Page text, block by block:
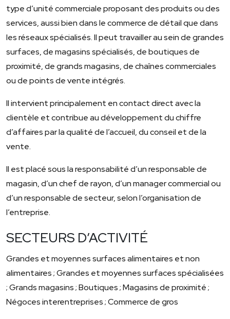
type d’unité commerciale proposant des produits ou des
services, aussi bien dans le commerce de détail que dans
les réseaux spécialisés. Il peut travailler au sein de grandes
surfaces, de magasins spécialisés, de boutiques de
proximité, de grands magasins, de chaînes commerciales
ou de points de vente intégrés.
Il intervient principalement en contact direct avec la
clientèle et contribue au développement du chiffre
d’affaires par la qualité de l’accueil, du conseil et de la
vente.
Il est placé sous la responsabilité d’un responsable de
magasin, d’un chef de rayon, d’un manager commercial ou
d’un responsable de secteur, selon l’organisation de
l’entreprise.
SECTEURS D’ACTIVITÉ
Grandes et moyennes surfaces alimentaires et non
alimentaires ; Grandes et moyennes surfaces spécialisées
; Grands magasins ; Boutiques ; Magasins de proximité ;
Négoces interentreprises ; Commerce de gros